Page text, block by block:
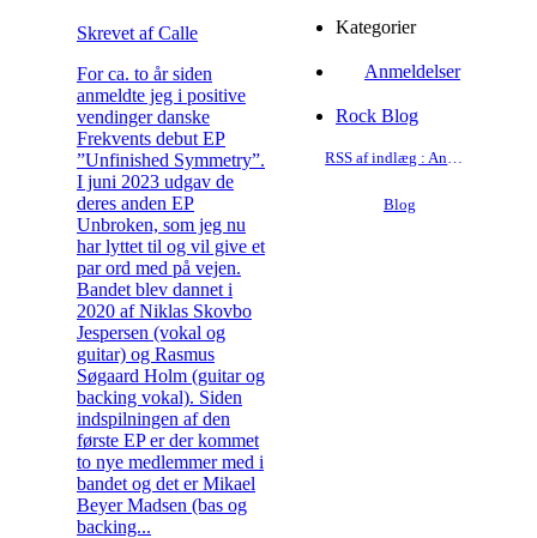
Skrevet af Calle
For ca. to år siden
anmeldte jeg i positive
vendinger danske
Frekvents debut EP
”Unfinished Symmetry”.
I juni 2023 udgav de
deres anden EP
Unbroken, som jeg nu
har lyttet til og vil give et
par ord med på vejen.
Bandet blev dannet i
2020 af Niklas Skovbo
Jespersen (vokal og
guitar) og Rasmus
Søgaard Holm (guitar og
backing vokal). Siden
indspilningen af den
første EP er der kommet
to nye medlemmer med i
bandet og det er Mikael
Beyer Madsen (bas og
backing...
Kategorier
Anmeldelser
Rock Blog
RSS af indlæg : Anmeldelser
Blog